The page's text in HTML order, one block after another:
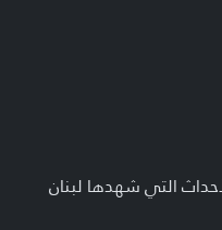
التي شهدها لبنان